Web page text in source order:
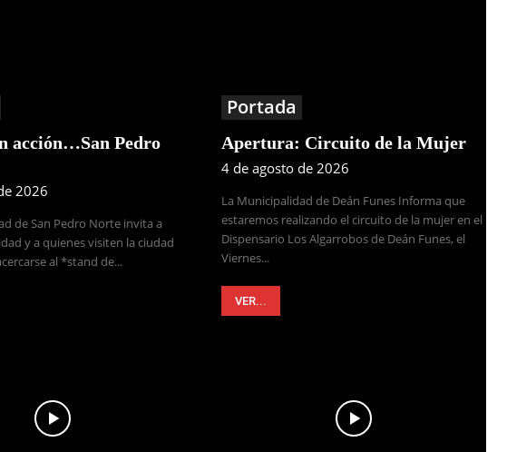
acción…San Pedro
2026
de San Pedro Norte invita a
y a quienes visiten la ciudad
al *stand de...
Portada
Apertura: Circuito de la Mujer
4 de agosto de 2026
La Municipalidad de Deán Funes Informa que
estaremos realizando el circuito de la mujer en el
Dispensario Los Algarrobos de Deán Funes, el
Viernes...
VER...